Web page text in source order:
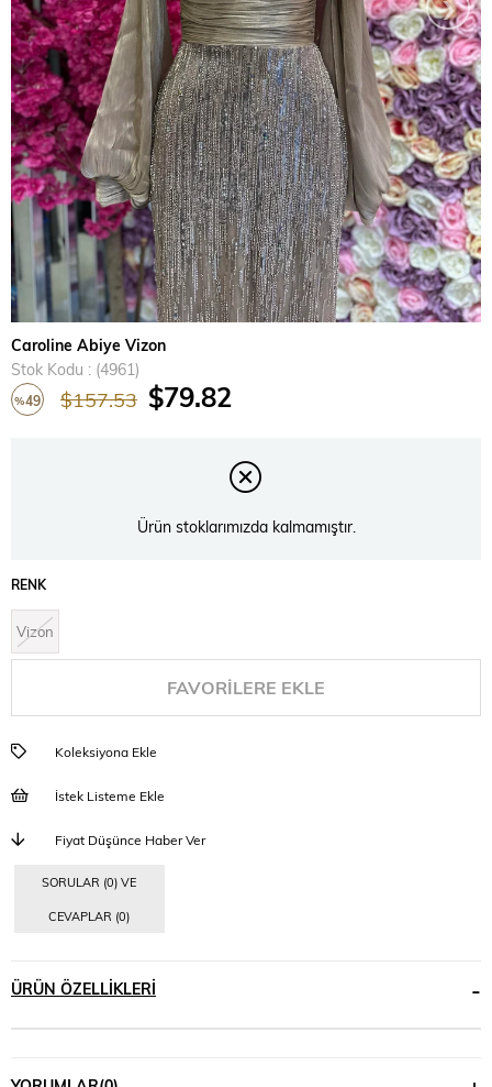
Caroline Abiye Vizon
Stok Kodu
(4961)
%49 $157.53 $79.82
Ürün stoklarımızda kalmamıştır.
RENK
Vizon
FAVORILERE EKLE
Koleksiyona Ekle
İstek Listeme Ekle
Fiyat Düşünce Haber Ver
SORULAR (0) VE
CEVAPLAR (0)
ÜRÜN ÖZELLIKLERI